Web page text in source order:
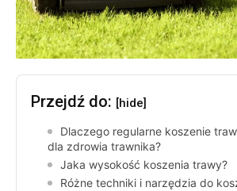
Przejdź do: [hide]
Dlaczego regularne koszenie
dla zdrowia trawnika?
Jaka wysokość koszenia trawy?
Różne techniki i narzędzia do